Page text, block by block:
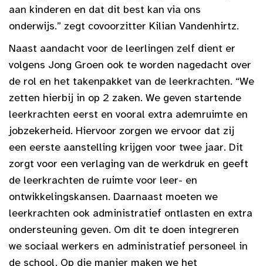
aan kinderen en dat dit best kan via ons
onderwijs.” zegt covoorzitter Kilian Vandenhirtz.
Naast aandacht voor de leerlingen zelf dient er
volgens Jong Groen ook te worden nagedacht over
de rol en het takenpakket van de leerkrachten. “We
zetten hierbij in op 2 zaken. We geven startende
leerkrachten eerst en vooral extra ademruimte en
jobzekerheid. Hiervoor zorgen we ervoor dat zij
een eerste aanstelling krijgen voor twee jaar. Dit
zorgt voor een verlaging van de werkdruk en geeft
de leerkrachten de ruimte voor leer- en
ontwikkelingskansen. Daarnaast moeten we
leerkrachten ook administratief ontlasten en extra
ondersteuning geven. Om dit te doen integreren
we sociaal werkers en administratief personeel in
de school. Op die manier maken we het